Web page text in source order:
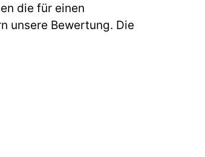
die für einen
unsere Bewertung. Die